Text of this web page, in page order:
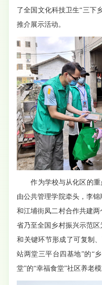
了全国文化科技卫生“三下
推介展示活动。
作为学校与从化区的重
由公共管理学院牵头，李
和江埔街凤二村合作共建
省乃至全国乡村振兴示范
和关键环节形成了可复制
站两堂三平台四基地”的“
堂”的“幸福食堂”社区养老